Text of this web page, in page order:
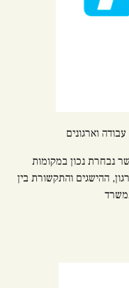
וארגונים
נבחרת נכון במקומות
ההישגים והתקשורת בין